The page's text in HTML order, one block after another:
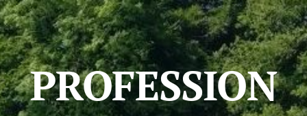
PROFESSION